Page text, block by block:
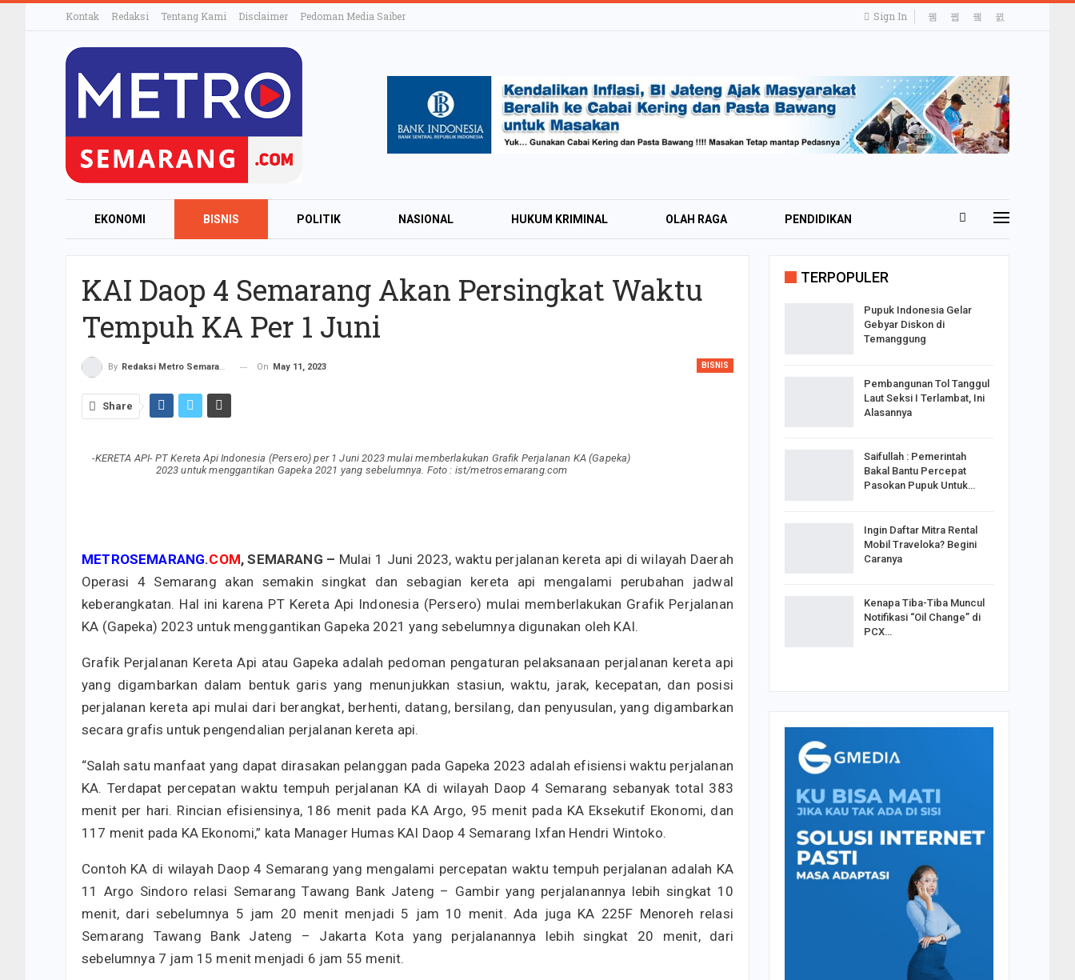
Sign In
Kontak Redaksi Tentang Kami Disclaimer Pedoman Media Saiber
EKONOMI BISNIS POLITIK NASIONAL HUKUM KRIMINAL OLAH RAGA PENDIDIKAN
KULINER
KAI Daop 4 Semarang Akan Persingkat Waktu
Tempuh KA Per 1 Juni
BISNIS
By Redaksi Metro Semarang On May 11, 2023
Share
-KERETA API- PT Kereta Api Indonesia (Persero) per 1 Juni 2023 mulai memberlakukan Grafik Perjalanan KA (Gapeka)
2023 untuk menggantikan Gapeka 2021 yang sebelumnya. Foto : ist/metrosemarang.com
METROSEMARANG.COM,SEMARANG – Mulai 1 Juni 2023, waktu perjalanan kereta api di wilayah Daerah
Operasi 4 Semarang akan semakin singkat dan sebagian kereta api mengalami perubahan jadwal
keberangkatan. Hal ini karena PT Kereta Api Indonesia (Persero) mulai memberlakukan Grafik Perjalanan
KA (Gapeka) 2023 untuk menggantikan Gapeka 2021 yang sebelumnya digunakan oleh KAI.
Grafik Perjalanan Kereta Api atau Gapeka adalah pedoman pengaturan pelaksanaan perjalanan kereta api
yang digambarkan dalam bentuk garis yang menunjukkan stasiun, waktu, jarak, kecepatan, dan posisi
perjalanan kereta api mulai dari berangkat, berhenti, datang, bersilang, dan penyusulan, yang digambarkan
secara grafis untuk pengendalian perjalanan kereta api.
“Salah satu manfaat yang dapat dirasakan pelanggan pada Gapeka 2023 adalah efisiensi waktu perjalanan
KA. Terdapat percepatan waktu tempuh perjalanan KA di wilayah Daop 4 Semarang sebanyak total 383
menit per hari. Rincian efisiensinya, 186 menit pada KA Argo, 95 menit pada KA Eksekutif Ekonomi, dan
117 menit pada KA Ekonomi,” kata Manager Humas KAI Daop 4 Semarang Ixfan Hendri Wintoko.
Contoh KA di wilayah Daop 4 Semarang yang mengalami percepatan waktu tempuh perjalanan adalah KA
11 Argo Sindoro relasi Semarang Tawang Bank Jateng – Gambir yang perjalanannya lebih singkat 10
menit, dari sebelumnya 5 jam 20 menit menjadi 5 jam 10 menit. Ada juga KA 225F Menoreh relasi
Semarang Tawang Bank Jateng – Jakarta Kota yang perjalanannya lebih singkat 20 menit, dari
sebelumnya 7 jam 15 menit menjadi 6 jam 55 menit.
TERPOPULER
Pupuk Indonesia Gelar
Gebyar Diskon di
Temanggung
Pembangunan Tol Tanggul
Laut Seksi I Terlambat, Ini
Alasannya
Saifullah : Pemerintah
Bakal Bantu Percepat
Pasokan Pupuk Untuk…
Ingin Daftar Mitra Rental
Mobil Traveloka? Begini
Caranya
Kenapa Tiba-Tiba Muncul
Notifikasi “Oil Change” di
PCX…